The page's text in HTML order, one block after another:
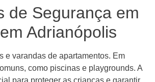
de Segurança em
Adrianópolis
e varandas de apartamentos. Em
como piscinas e playgrounds. A
para proteger as crianças e garantir